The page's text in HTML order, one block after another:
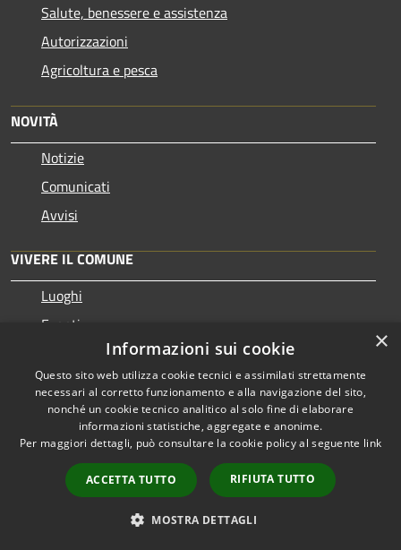
Salute, benessere e assistenza
Autorizzazioni
Agricoltura e pesca
NOVITÀ
Notizie
Comunicati
Avvisi
VIVERE IL COMUNE
Luoghi
Eventi
CONTATTI
Corso Martiri della Libertà, 33 - 10073 Cirié (TO)
Telefono: 0119218111
Codice Fiscale: 83000390019
Partita IVA: 02084870019
PEC: protocollo@comune.cirie.to.legalmail.it
Email Ufficio Protocollo
×
Informazioni sui cookie
Questo sito web utilizza cookie tecnici e assimilati strettamente
necessari al corretto funzionamento e alla navigazione del sito,
nonché un cookie tecnico analitico al solo fine di elaborare
informazioni statistiche, aggregate e anonime.
Per maggiori dettagli, può consultare la cookie policy al seguente link
ACCETTA TUTTO RIFIUTA TUTTO
MOSTRA DETTAGLI